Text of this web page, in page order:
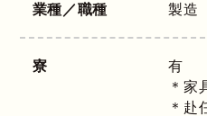
業種／職種 製造
寮
有
＊家
＊赴